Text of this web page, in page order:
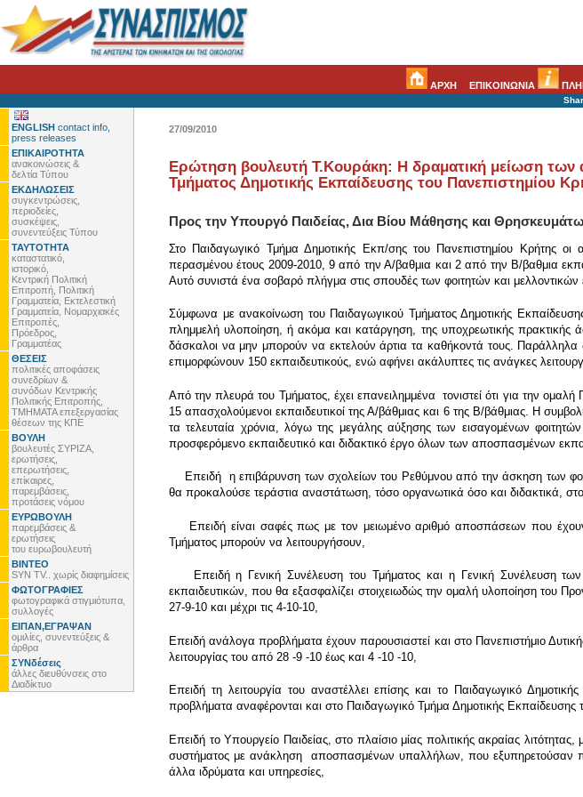
ΑΡΧΗ ΕΠΙΚΟΙΝΩΝΙΑ
ENGLISH contact info,
press releases
ΕΠΙΚΑΙΡΟΤΗΤΑ
ανακοινώσεις &
δελτία Τύπου
ΕΚΔΗΛΩΣΕΙΣ
συγκεντρώσεις,
περιοδείες,
συσκέψεις,
συνεντεύξεις Τύπου
ΤΑΥΤΟΤΗΤΑ
καταστατικό,
ιστορικό,
Κεντρική Πολιτική
Επιτροπή, Πολιτική
Γραμματεία, Εκτελεστική
Γραμματεία, Νομαρχιακές
Επιτροπές,
Πρόεδρος,
Γραμματέας
ΘΕΣΕΙΣ
πολιτικές αποφάσεις
συνεδρίων &
συνόδων Κεντρικής
Πολιτικής Επιτροπής,
ΤΜΗΜΑΤΑ επεξεργασίας
θέσεων της ΚΠΕ
ΒΟΥΛΗ
βουλευτές ΣΥΡΙΖΑ,
ερωτήσεις,
επερωτήσεις,
επίκαιρες,
παρεμβάσεις,
προτάσεις νόμου
ΕΥΡΩΒΟΥΛΗ
παρεμβάσεις &
ερωτήσεις
του ευρωβουλευτή
ΒΙΝΤΕΟ
SYN TV.. χωρίς διαφημίσεις
ΦΩΤΟΓΡΑΦΙΕΣ
φωτογραφικά στιγμιότυπα,
συλλογές
ΕΙΠΑΝ,ΕΓΡΑΨΑΝ
ομιλίες, συνεντεύξεις &
άρθρα
ΣΥΝδέσεις
άλλες διευθύνσεις στο
Διαδίκτυο
27/09/2010
Ερώτηση βουλευτή Τ.Κουράκη: Η δραματική μείωση των
Τμήματος Δημοτικής Εκπαίδευσης του Πανεπιστημίου
Προς την Υπουργό Παιδείας, Δια Βίου Μάθησης και
Στο Παιδαγωγικό Τμήμα Δημοτικής Εκπ/σης του Πανεπιστημίου Κρήτης οι
περασμένου έτους 2009-2010, 9 από την Α/βαθμια και 2 από την Β/βαθμια
Αυτό συνιστά ένα σοβαρό πλήγμα στις σπουδές των φοιτητών και μελλοντικών
Σύμφωνα με ανακοίνωση του Παιδαγωγικού Τμήματος Δημοτικής
πλημμελή υλοποίηση, ή ακόμα και κατάργηση, της υποχρεωτικής πρακτικής
δάσκαλοι να μην μπορούν να εκτελούν άρτια τα καθήκοντά τους.
επιμορφώνουν 150 εκπαιδευτικούς, ενώ αφήνει ακάλυπτες τις ανάγκες
Από την πλευρά του Τμήματος, έχει επανειλημμένα τονιστεί ότι για την
15 απασχολούμενοι εκπαιδευτικοί της Α/βάθμιας και 6 της Β/βάθμιας. Η
τα τελευταία χρόνια, λόγω της μεγάλης αύξησης των εισαγομένων
προσφερόμενο εκπαιδευτικό και διδακτικό έργο όλων των αποσπασμένων
Επειδή η επιβάρυνση των σχολείων του Ρεθύμνου από την άσκηση των
θα προκαλούσε τεράστια αναστάτωση, τόσο οργανωτικά όσο και διδακτικά,
Επειδή είναι σαφές πως με τον μειωμένο αριθμό αποσπάσεων που έχουν
Τμήματος μπορούν να λειτουργήσουν,
Επειδή η Γενική Συνέλευση του Τμήματος και η Γενική Συνέλευση των
εκπαιδευτικών, που θα εξασφαλίζει στοιχειωδώς την ομαλή υλοποίηση του
27-9-10 και μέχρι τις 4-10-10,
Επειδή ανάλογα προβλήματα έχουν παρουσιαστεί και στο Πανεπιστήμιο
λειτουργίας του από 28 -9 -10 έως και 4 -10 -10,
Επειδή τη λειτουργία του αναστέλλει επίσης και το Παιδαγωγικό
προβλήματα αναφέρονται και στο Παιδαγωγικό Τμήμα Δημοτικής Εκπαίδευσης
Επειδή το Υπουργείο Παιδείας, στο πλαίσιο μίας πολιτικής ακραίας
συστήματος με ανάκληση αποσπασμένων υπαλλήλων, που εξυπηρετούσαν
άλλα ιδρύματα και υπηρεσίες,